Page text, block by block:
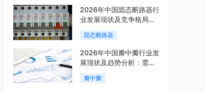
2026年中国固态断路器行
业发展现状及竞争格局分
析：国际巨头领跑技术，
国内企业加速追赶「图」
固态断路器
2026年中国瓣中瓣行业发
展现状及趋势分析：需求
可持续释放，市场发展前
景良好「图」
瓣中瓣